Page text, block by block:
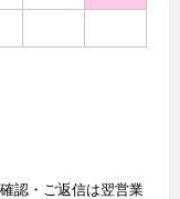
認・ご返信は翌営業